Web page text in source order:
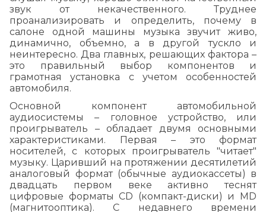
звук от некачественного. Труднее
проанализировать и определить, почему в
салоне одной машины музыка звучит живо,
динамично, объемно, а в другой тускло и
неинтересно. Два главных, решающих фактора –
это правильный выбор компонентов и
грамотная установка с учетом особенностей
автомобиля.
Основной компонент автомобильной
аудиосистемы – головное устройство, или
проигрыватель – обладает двумя основными
характеристиками. Первая – это формат
носителей, с которых проигрыватель "читает"
музыку. Царивший на протяжении десятилетий
аналоговый формат (обычные аудиокассеты) в
двадцать первом веке активно теснят
цифровые форматы СD (компакт-диски) и MD
(магнитооптика). С недавнего времени